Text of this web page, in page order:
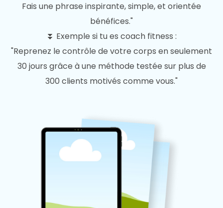
Fais une phrase inspirante, simple, et orientée
bénéfices."
⏬ Exemple si tu es coach fitness :
"Reprenez le contrôle de votre corps en seulement
30 jours grâce à une méthode testée sur plus de
300 clients motivés comme vous."